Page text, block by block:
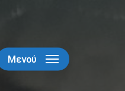
Μενού